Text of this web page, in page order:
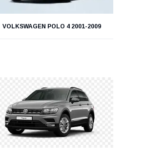
VOLKSWAGEN POLO 4 2001-2009